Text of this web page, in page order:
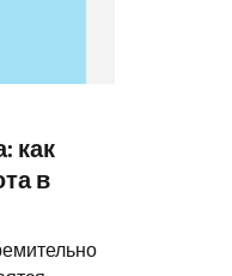
как
в